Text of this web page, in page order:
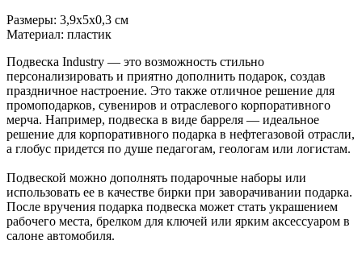
Размеры: 3,9х5х0,3 см
Материал: пластик
Подвеска Industry — это возможность стильно
персонализировать и приятно дополнить подарок, создав
праздничное настроение. Это также отличное решение для
промоподарков, сувениров и отраслевого корпоративного
мерча. Например, подвеска в виде барреля — идеальное
решение для корпоративного подарка в нефтегазовой отрасли,
а глобус придется по душе педагогам, геологам или логистам.
Подвеской можно дополнять подарочные наборы или
использовать ее в качестве бирки при заворачивании подарка.
После вручения подарка подвеска может стать украшением
рабочего места, брелком для ключей или ярким аксессуаром в
салоне автомобиля.